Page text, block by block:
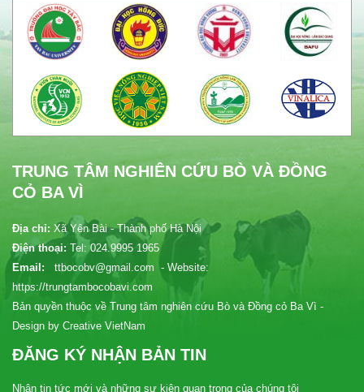
TRUNG TÂM NGHIÊN CỨU BÒ VÀ ĐỒNG
CỎ BA VÌ
Địa chỉ: Xã Yên Bài - Thành phố Hà Nội
Điện thoại: Tel: 024.9995 1965
Email:
ttbocobv@gmail.com - Website:
https://trungtambocobavi.com
Bản quyền thuộc về Trung tâm nghiên cứu Bò và Đồng cỏ Ba Vì -
Design by Creative VietNam
ĐĂNG KÝ NHẬN BẢN TIN
Nhận tin tức mới và những sự kiện quan trọng của chúng tôi